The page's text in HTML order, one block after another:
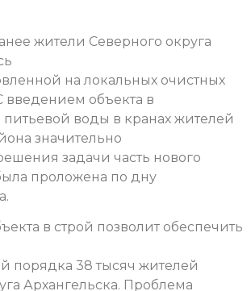
жители Северного округа
на локальных очистных
введением объекта в
питьевой воды в кранах жителей
значительно
задачи часть нового
проложена по дну
в строй позволит обеспечить
порядка 38 тысяч жителей
Архангельска. Проблема